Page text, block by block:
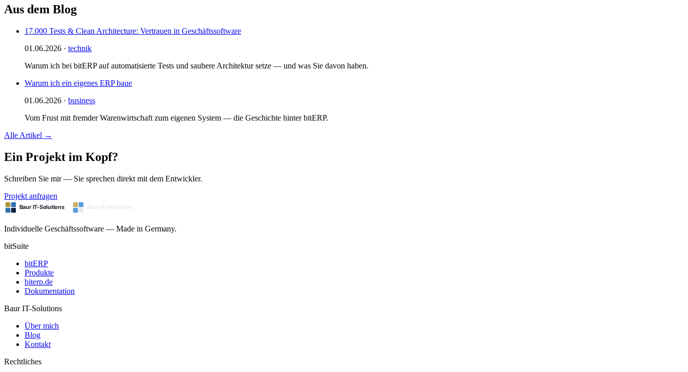
Aus dem Blog
17.000 Tests & Clean Architecture: Vertrauen in Geschäftssoftware
01.06.2026 · technik
Warum ich bei bitERP auf automatisierte Tests und saubere Architektur setze — und was Sie davon haben.
Warum ich ein eigenes ERP baue
01.06.2026 · business
Vom Frust mit fremder Warenwirtschaft zum eigenen System — die Geschichte hinter bitERP.
Alle Artikel →
Ein Projekt im Kopf?
Schreiben Sie mir — Sie sprechen direkt mit dem Entwickler.
Projekt anfragen
Individuelle Geschäftssoftware — Made in Germany.
bitSuite
bitERP
Produkte
biterp.de
Dokumentation
Baur IT-Solutions
Über mich
Blog
Kontakt
Rechtliches